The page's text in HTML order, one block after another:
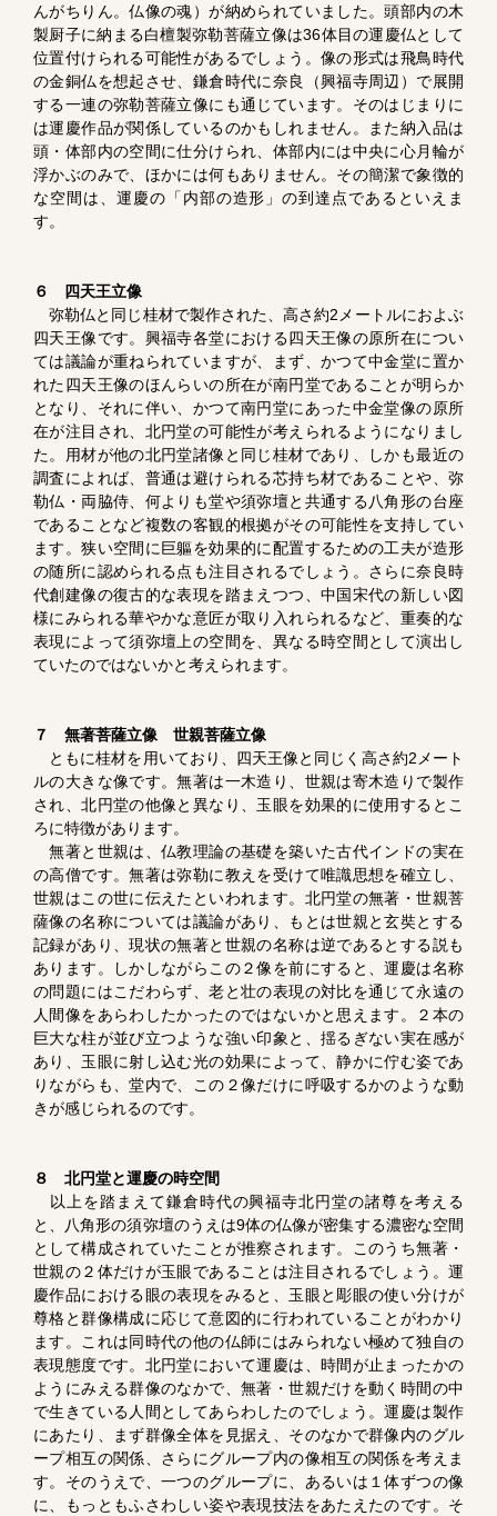
んがちりん。仏像の魂）が納められていました。頭部内の木
製厨子に納まる白檀製弥勒菩薩立像は36体目の運慶仏として
位置付けられる可能性があるでしょう。像の形式は飛鳥時代
の金銅仏を想起させ、鎌倉時代に奈良（興福寺周辺）で展開
する一連の弥勒菩薩立像にも通じています。そのはじまりに
は運慶作品が関係しているのかもしれません。また納入品は
頭・体部内の空間に仕分けられ、体部内には中央に心月輪が
浮かぶのみで、ほかには何もありません。その簡潔で象徴的
な空間は、運慶の「内部の造形」の到達点であるといえま
す。
６ 四天王立像
弥勒仏と同じ桂材で製作された、高さ約2メートルにおよぶ
四天王像です。興福寺各堂における四天王像の原所在につい
ては議論が重ねられていますが、まず、かつて中金堂に置か
れた四天王像のほんらいの所在が南円堂であることが明らか
となり、それに伴い、かつて南円堂にあった中金堂像の原所
在が注目され、北円堂の可能性が考えられるようになりまし
た。用材が他の北円堂諸像と同じ桂材であり、しかも最近の
調査によれば、普通は避けられる芯持ち材であることや、弥
勒仏・両脇侍、何よりも堂や須弥壇と共通する八角形の台座
であることなど複数の客観的根拠がその可能性を支持してい
ます。狭い空間に巨軀を効果的に配置するための工夫が造形
の随所に認められる点も注目されるでしょう。さらに奈良時
代創建像の復古的な表現を踏まえつつ、中国宋代の新しい図
様にみられる華やかな意匠が取り入れられるなど、重奏的な
表現によって須弥壇上の空間を、異なる時空間として演出し
ていたのではないかと考えられます。
７ 無著菩薩立像 世親菩薩立像
ともに桂材を用いており、四天王像と同じく高さ約2メート
ルの大きな像です。無著は一木造り、世親は寄木造りで製作
され、北円堂の他像と異なり、玉眼を効果的に使用するとこ
ろに特徴があります。
無著と世親は、仏教理論の基礎を築いた古代インドの実在
の高僧です。無著は弥勒に教えを受けて唯識思想を確立し、
世親はこの世に伝えたといわれます。北円堂の無著・世親菩
薩像の名称については議論があり、もとは世親と玄奘とする
記録があり、現状の無著と世親の名称は逆であるとする説も
あります。しかしながらこの２像を前にすると、運慶は名称
の問題にはこだわらず、老と壮の表現の対比を通じて永遠の
人間像をあらわしたかったのではないかと思えます。２本の
巨大な柱が並び立つような強い印象と、揺るぎない実在感が
あり、玉眼に射し込む光の効果によって、静かに佇む姿であ
りながらも、堂内で、この２像だけに呼吸するかのような動
きが感じられるのです。
８ 北円堂と運慶の時空間
以上を踏まえて鎌倉時代の興福寺北円堂の諸尊を考える
と、八角形の須弥壇のうえは9体の仏像が密集する濃密な空間
として構成されていたことが推察されます。このうち無著・
世親の２体だけが玉眼であることは注目されるでしょう。運
慶作品における眼の表現をみると、玉眼と彫眼の使い分けが
尊格と群像構成に応じて意図的に行われていることがわかり
ます。これは同時代の他の仏師にはみられない極めて独自の
表現態度です。北円堂において運慶は、時間が止まったかの
ようにみえる群像のなかで、無著・世親だけを動く時間の中
で生きている人間としてあらわしたのでしょう。運慶は製作
にあたり、まず群像全体を見据え、そのなかで群像内のグル
ープ相互の関係、さらにグループ内の像相互の関係を考えま
す。そのうえで、一つのグループに、あるいは１体ずつの像
に、もっともふさわしい姿や表現技法をあたえたのです。そ